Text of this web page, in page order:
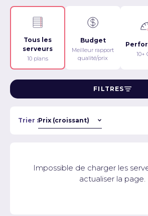
Tous les
serveurs
10 plans
Budget
Meilleur rapport
qualité/prix
10+
FILTRES
Trier :
Impossible de charger les
actualiser la page.